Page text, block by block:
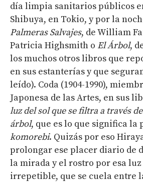
día limpia sanitarios públicos
Shibuya, en Tokio, y por la
Palmeras Salvajes, de William
Patricia Highsmith o El Árbol,
los muchos otros libros que
en sus estanterías y que
leído). Coda (1904-1990),
Japonesa de las Artes, en sus
luz del sol que se filtra a través
árbol, que es lo que significa la
komorebi. Quizás por eso
prolongar ese placer diario de
la mirada y el rostro por esa
irrepetible, que se cuela entre